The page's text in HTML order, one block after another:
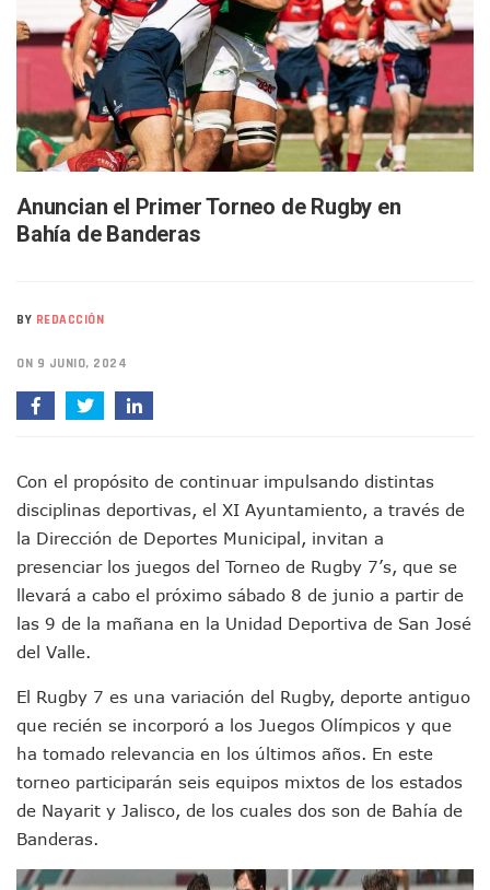
Bruno Blancas Lleva El Mensaje De La Cuarta
Liberan 180 Crías De Iguana Verde En El Estero El Salado
Puerto Vallarta Participa En Los PriceAgencies Awards
Ofrecerán Asesoría Jurídica Gratuita En Puerto Vallarta
Juan Solís E Iris Torres Buscan Integrar La Planilla Del PAN
Realizan Operativo Preventivo En Seis Colonias Del
Arquitecto Luis Munguía Reconoce La Labor Del Personal
Semana Lluviosa Para Puerto Vallarta Con Tormentas Y
Voces Del Orgullo Distingue A Referentes De La
Partido Verde Conforma Su 12.º “Ejército Del Verde” En
Buques Mexicanos Parten A Venezuela Con 718
En PV Encabezan Preferencias Morena Y Juan Carlos
Citan A Siete Integrantes De La Semar Por Investigación
IMSS Invierte 12.6 MDP En Remodelar Urgencias Del
En Abril 2027 Terminarán El Centro Regional De Autismo
Puerto Vallarta Fortalece Su Promoción En California Con
Accidente En Un RZR, Principal Hipótesis Por La Muerte
Este Viernes, Lemus Inaugurará El Sistema De
Nidos De Lluvia Busca Beneficiar A 100 Familias De
Regresa A Puerto Vallarta La Premiación Nacional De La
Ra Aguilar Acompaña A Cientos De Familias En Las
Oleaje Y Riesgo Por Cocodrilos Mantienen Restricciones
“Kato” Supera El Abandono Y Comienza Una Nueva Vida
Poderoso Terremoto Destruye Edificios Y Puentes En
ATM Incorpora 20 Nuevos Camiones Al Corredor Bahía
Anuncian el Primer Torneo de Rugby en
Bahía de Banderas
BY REDACCIÓN
ON 9 JUNIO, 2024
Con el propósito de continuar impulsando distintas
disciplinas deportivas, el XI Ayuntamiento, a través de
la Dirección de Deportes Municipal, invitan a
presenciar los juegos del Torneo de Rugby 7’s, que se
llevará a cabo el próximo sábado 8 de junio a partir de
las 9 de la mañana en la Unidad Deportiva de San José
del Valle.
El Rugby 7 es una variación del Rugby, deporte antiguo
que recién se incorporó a los Juegos Olímpicos y que
ha tomado relevancia en los últimos años. En este
torneo participarán seis equipos mixtos de los estados
de Nayarit y Jalisco, de los cuales dos son de Bahía de
Banderas.